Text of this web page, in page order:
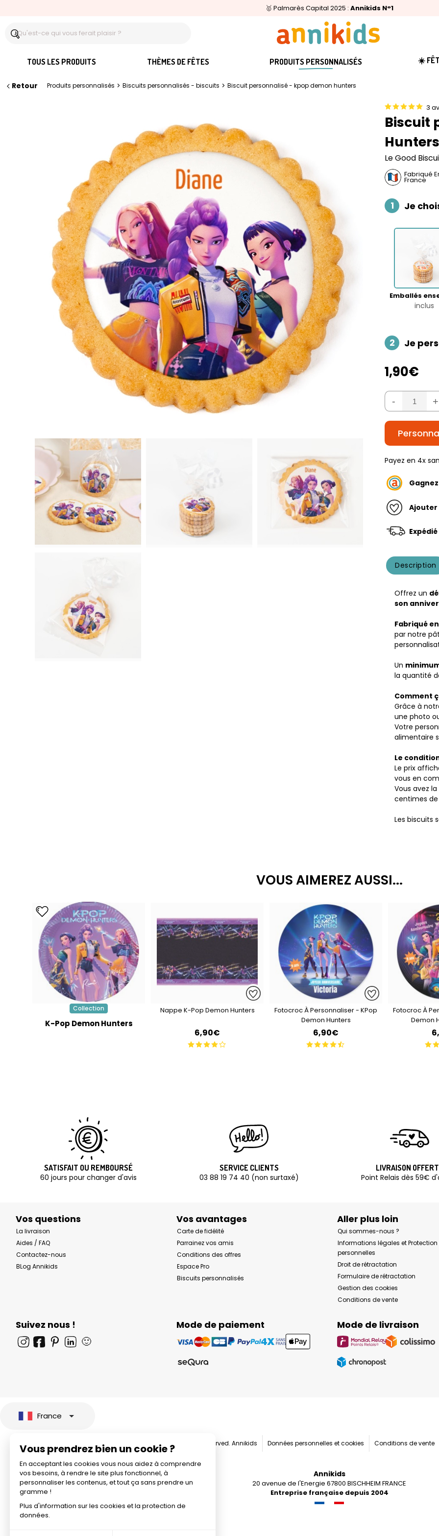
Livraison relais offertedès 59€🚚
🥇 Palmarès Capital 2025 : Annikids N°1
⭐⭐⭐⭐⭐4,6/5(24 000 avis clients)
TOUS LES PRODUITS THÈMES DE FÊTES PRODUITS PERSONNALISÉS ☀️
Retour Produits personnalisés > Biscuits personnalisés - biscuits > Biscuit personnalisé - kpop demon hunters
3
Biscuit
Hunters
Le Good
Fabriqué
France
1 Je
Emballés
inclus
2 Je
1,90€
- +
Payez en 4x
Ajouter
Description
Offrez un
son
Fabriqué
par notre
Un
la quantité
Comment
Grâce à
une photo
Votre
alimentaire
Le
Le prix
vous en
Vous avez
centimes de
Les biscuits
VOUS AIMEREZ AUSSI...
Collection
K-Pop Demon Hunters
Nappe K-Pop Demon Hunters
6,90€
Fotocroc À Personnaliser - KPop
Demon Hunters
6,90€
Fotocroc À
Demon
SATISFAIT OU REMBOURSÉ
60 jours pour changer d'avis
SERVICE CLIENTS
03 88 19 74 40 (non surtaxé)
LIVRAISON
Point Relais dès 59€
Vos questions
La livraison
Aides / FAQ
Contactez-nous
BLog Annikids
Vos avantages
Carte de fidélité
Parrainez vos amis
Conditions des offres
Espace Pro
Biscuits personnalisés
Aller plus loin
Qui sommes-nous ?
Informations légales et
personnelles
Droit de rétractation
Formulaire de rétractation
Gestion des cookies
Conditions de vente
Suivez nous !
🙂
Mode de paiement Mode de livraison
Vous prendrez bien un cookie ?
En acceptant les cookies vous nous aidez à comprendre
vos besoins, à rendre le site plus fonctionnel, à
personnaliser les contenus, et tout ça sans prendre un
gramme !
Plus d'information sur les cookies et la protection de
données.
France
© 2026 All rights reserved. Annikids Données personnelles et cookies Conditions de vente
Annikids
20 avenue de l'Energie 67800 BISCHHEIM FRANCE
Entreprise française depuis 2004